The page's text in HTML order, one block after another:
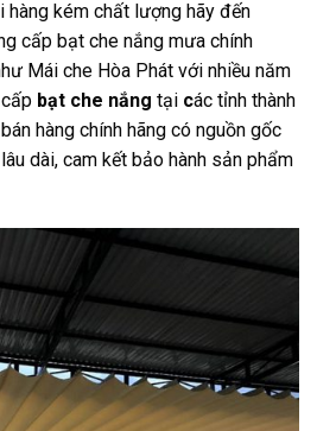
hàng kém chất lượng hãy đến
cấp bạt che nắng mưa chính
Mái che Hòa Phát với nhiều năm
bạt che nắng tại các tỉnh thành
hàng chính hãng có nguồn gốc
dài, cam kết bảo hành sản phẩm